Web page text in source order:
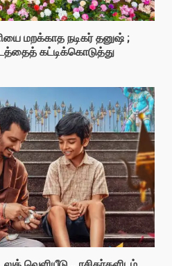
மறக்காத நடிகர் தனுஷ் ;
கட்டிக்கொடுத்து